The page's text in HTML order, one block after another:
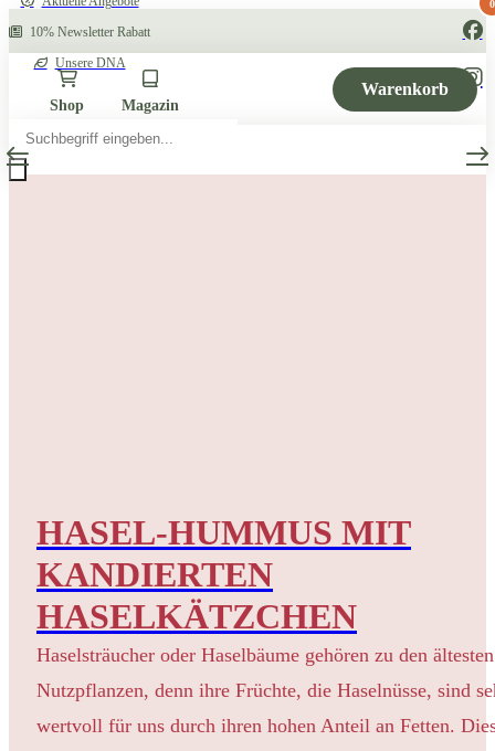
10% Newsletter Rabatt
Unsere DNA
Shop Magazin
Warenkorb
0
search
HASEL-HUMMUS MIT
KANDIERTEN
HASELKÄTZCHEN
Haselsträucher oder Haselbäume gehören zu den ältesten
Nutzpflanzen, denn ihre Früchte, die Haselnüsse, sind
wertvoll für uns durch ihren hohen Anteil an Fetten.